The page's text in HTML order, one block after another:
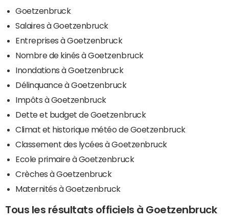
Goetzenbruck
Salaires à Goetzenbruck
Entreprises à Goetzenbruck
Nombre de kinés à Goetzenbruck
Inondations à Goetzenbruck
Délinquance à Goetzenbruck
Impôts à Goetzenbruck
Dette et budget de Goetzenbruck
Climat et historique météo de Goetzenbruck
Classement des lycées à Goetzenbruck
Ecole primaire à Goetzenbruck
Crèches à Goetzenbruck
Maternités à Goetzenbruck
Tous les résultats officiels à Goetzenbruck